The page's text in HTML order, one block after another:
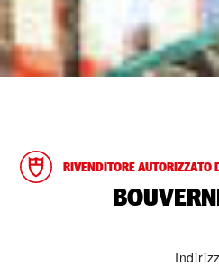
RIVENDITORE AUTORIZZATO